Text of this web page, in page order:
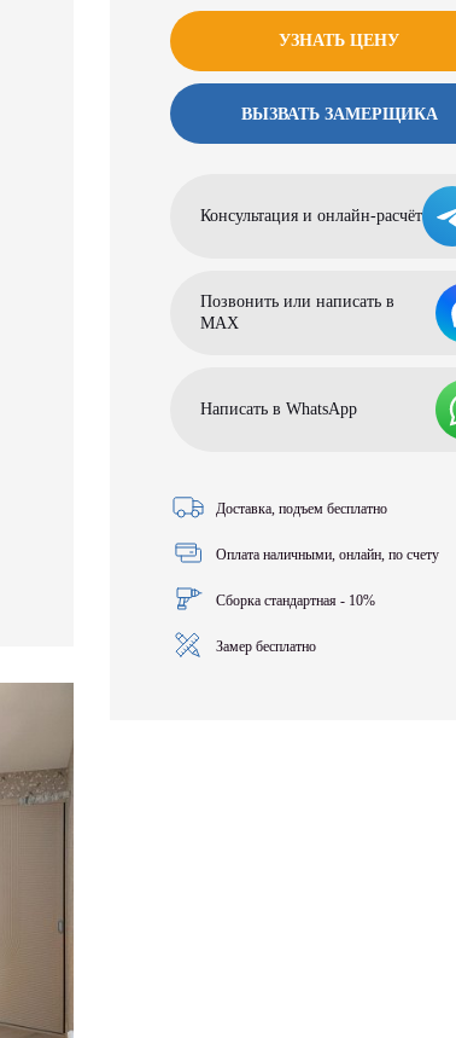
УЗНАТЬ ЦЕНУ
ВЫЗВАТЬ ЗАМЕРЩИКА
Консультация и онлайн-расчёт
Позвонить или написать в
МАХ
Написать в WhatsApp
Доставка, подъем бесплатно
Оплата наличными, онлайн, по счету
Сборка стандартная - 10%
Замер бесплатно